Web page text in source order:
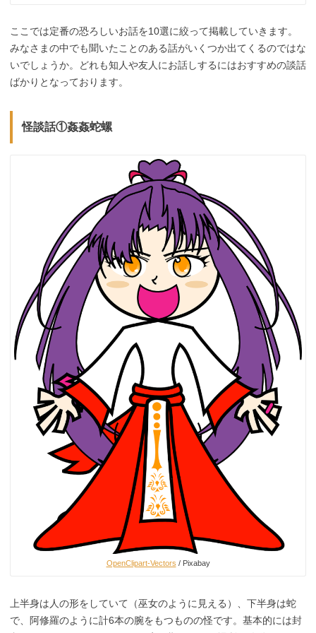
ここでは定番の恐ろしいお話を10選に絞って掲載していきます。
みなさまの中でも聞いたことのある話がいくつか出てくるのではな
いでしょうか。どれも知人や友人にお話しするにはおすすめの談話
ばかりとなっております。
怪談話①姦姦蛇螺
OpenClipart-Vectors / Pixabay
上半身は人の形をしていて（巫女のように見える）、下半身は蛇
で、阿修羅のように計6本の腕をもつものの怪です。基本的には封